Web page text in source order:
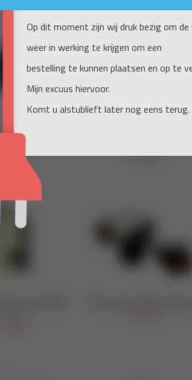
Op dit moment zijn wij druk bezig om
weer in werking te krijgen om een
bestelling te kunnen plaatsen en op te
Mijn excuus hiervoor.
Komt u alstublieft later nog eens terug.